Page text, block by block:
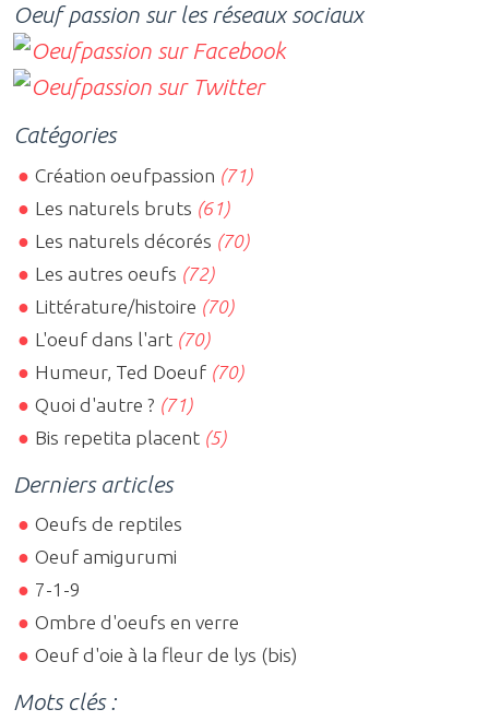
Oeuf passion sur les réseaux sociaux
Catégories
Création oeufpassion (71)
Les naturels bruts (61)
Les naturels décorés (70)
Les autres oeufs (72)
Littérature/histoire (70)
L'oeuf dans l'art (70)
Humeur, Ted Doeuf (70)
Quoi d'autre ? (71)
Bis repetita placent (5)
Derniers articles
Oeufs de reptiles
Oeuf amigurumi
7-1-9
Ombre d'oeufs en verre
Oeuf d'oie à la fleur de lys (bis)
Mots clés :